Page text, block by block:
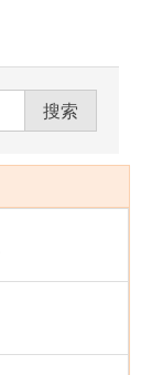
搜索